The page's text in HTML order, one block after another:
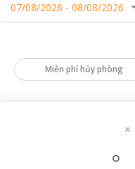
07/08/2026 - 08/08/2026
Miễn phí hủy phòng